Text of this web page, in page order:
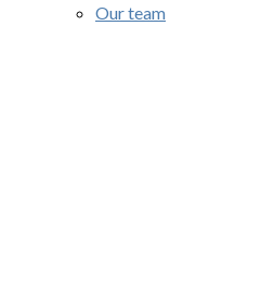
Our team